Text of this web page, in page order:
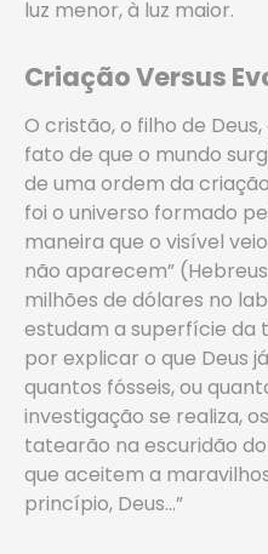
luz menor, à luz maior.
Criação Versus
O cristão, o filho de
fato de que o mundo
de uma ordem da
foi o universo formado
maneira que o visível
não aparecem”
milhões de dólares no
estudam a superfície da
por explicar o que Deus
quantos fósseis, ou
investigação se realiza,
tatearão na escuridão
que aceitem a
princípio, Deus…”